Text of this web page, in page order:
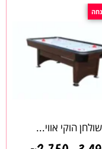
שולחן הוקי אווי...